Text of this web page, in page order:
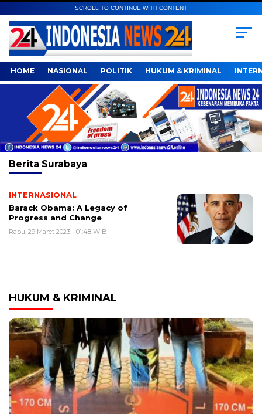
SCROLL TO CONTINUE WITH CONTENT
HOME NASIONAL POLITIK HUKUM & KRIMINAL
Berita Surabaya
INTERNASIONAL
Barack Obama: A Legacy of
Progress and Change
Rabu, 29 Maret 2023 - 01:48 WIB
HUKUM & KRIMINAL